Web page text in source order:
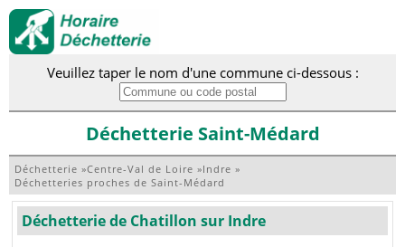
Veuillez taper le nom d'une commune ci-dessous :
Déchetterie Saint-Médard
Déchetterie »Centre-Val de Loire »Indre »
Déchetteries proches de Saint-Médard
Déchetterie de Chatillon sur Indre